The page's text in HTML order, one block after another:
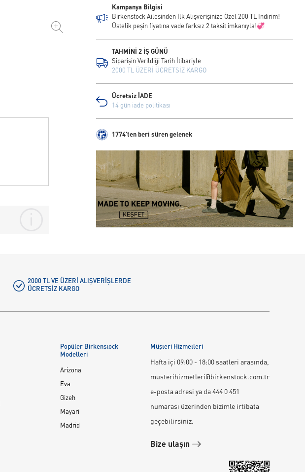
Kampanya Bilgisi
Birkenstock Ailesinden İlk Alışverişinize Özel 200 TL İndirim!
Üstelik peşin fiyatına vade farksız 2 taksit imkanıyla!💞
TAHMİNİ 2 İŞ GÜNÜ
Siparişin Verildiği Tarih İtibariyle
2000 TL ÜZERİ ÜCRETSİZ KARGO
Ücretsiz İADE
14 gün iade politikası
1774'ten beri süren gelenek
2000 TL VE ÜZERİ ALIŞVERİŞLERDE
ÜCRETSIZ KARGO
Popüler Birkenstock
Modelleri
Arizona
Eva
Gizeh
Mayari
Madrid
Müşteri Hizmetleri
Hafta içi 09:00 - 18:00 saatleri arasında,
musterihizmetleri@birkenstock.com.tr
e-posta adresi ya da 444 0 451
numarası üzerinden bizimle irtibata
geçebilirsiniz.
Bize ulaşın